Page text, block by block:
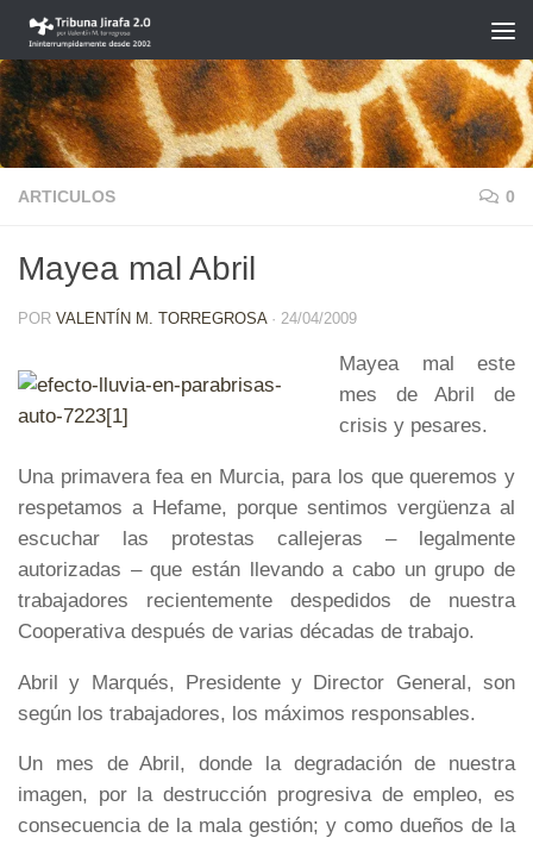
Saltar al contenido
ARTICULOS 0
Mayea mal Abril
POR VALENTÍN M. TORREGROSA · 24/04/2009
Mayea mal este
mes de Abril de
crisis y pesares.
Una primavera fea en Murcia, para los que queremos y
respetamos a Hefame, porque sentimos vergüenza al
escuchar las protestas callejeras – legalmente
autorizadas – que están llevando a cabo un grupo de
trabajadores recientemente despedidos de nuestra
Cooperativa después de varias décadas de trabajo.
Abril y Marqués, Presidente y Director General, son
según los trabajadores, los máximos responsables.
Un mes de Abril, donde la degradación de nuestra
imagen, por la destrucción progresiva de empleo, es
consecuencia de la mala gestión; y como dueños de la